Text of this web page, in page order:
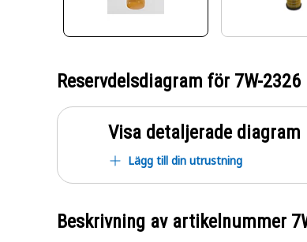
Reservdelsdiagram för 7W-2326
Visa detaljerade diagram
Lägg till din utrustning
Beskrivning av artikelnummer